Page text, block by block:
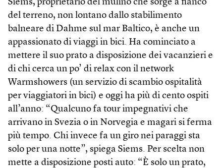
Siems, proprietario del mulino che sorge a fianco
del terreno, non lontano dallo stabilimento
balneare di Dahme sul mar Baltico, è anche un
appassionato di viaggi in bici. Ha cominciato a
mettere il suo prato a disposizione dei vacanzieri e
di chi cerca un po’ di relax con il network
Warmshowers (un servizio di scambio ospitalità
per viaggiatori in bici) e oggi ha più di cento ospiti
all’anno: “Qualcuno fa tour impegnativi che
arrivano in Svezia o in Norvegia e magari si ferma
più tempo. Chi invece fa un giro nei paraggi sta
solo per una notte”, spiega Siems. Per scelta non
mette a disposizione posti auto: “È solo un prato,